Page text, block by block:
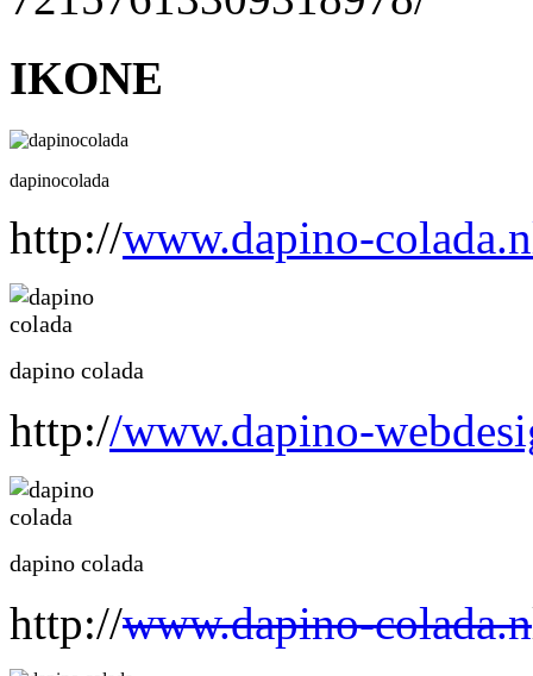
IKONE
dapinocolada
http://www.dapino-
dapino colada
http://www.dapino-
dapino colada
http://www.dapino-colada.n